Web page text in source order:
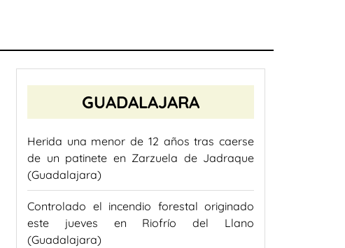
GUADALAJARA
Herida una menor de 12 años tras caerse
de un patinete en Zarzuela de Jadraque
(Guadalajara)
Controlado el incendio forestal originado
este jueves en Riofrío del Llano
(Guadalajara)